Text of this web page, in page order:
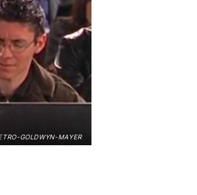
GOLDWYN-MAYER